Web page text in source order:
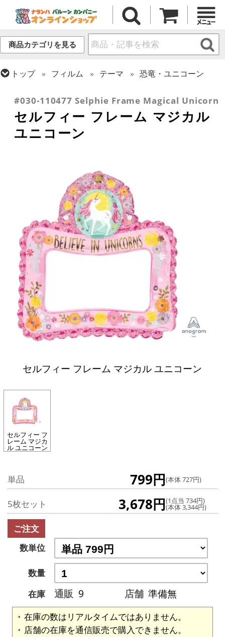
商品カテゴリを見る
トップ フィルム テーマ
恐竜・ユニコーン
#030-110477 Selphie Frame Magical Unicorn
セルフィー フレーム マジカル
ユニコーン
セルフィー フレーム マジカル ユニコーン
セルフィー フ
レーム マジカ
ル ユニコーン
単品 799円(本体 727円)
5枚セット 3,678円(1点当 734円)
(本体 3,344円)
ご注文
数単位
数量
在庫
通販 9 店舗 準備無
在庫の数はリアルタイムではありません。
店舗の在庫を通信販売で購入できません。